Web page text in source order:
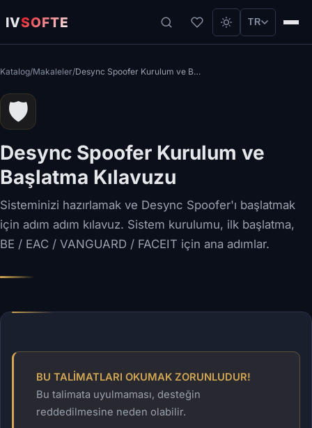
IVSOFTE TR
Katalog/Makaleler/ Desync Spoofer Kurulum ve Başlatma Kılavuzu
🛡
Desync Spoofer Kurulum ve
Başlatma Kılavuzu
Sisteminizi hazırlamak ve Desync Spoofer'ı başlatmak
için adım adım kılavuz. Sistem kurulumu, ilk başlatma,
BE / EAC / VANGUARD / FACEIT için ana adımlar.
BU TALİMATLARI OKUMAK ZORUNLUDUR!
Bu talimata uyulmaması, desteğin
reddedilmesine neden olabilir.